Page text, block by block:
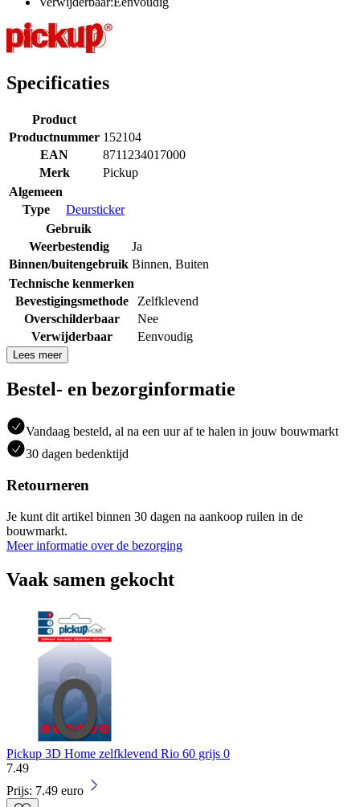
Specificaties
Product
Productnummer 152104
EAN
8711234017000
Merk
Pickup
Algemeen
Type
Deursticker
Gebruik
Weerbestendig
Ja
Binnen/buitengebruik Binnen, Buiten
Technische kenmerken
Bevestigingsmethode
Zelfklevend
Overschilderbaar
Nee
Verwijderbaar
Eenvoudig
Lees meer
Bestel- en bezorginformatie
Vandaag besteld, al na een uur af te halen in jouw bouwmarkt
30 dagen bedenktijd
Retourneren
Je kunt dit artikel binnen 30 dagen na aankoop ruilen in de
bouwmarkt.
Meer informatie over de bezorging
Vaak samen gekocht
Pickup 3D Home zelfklevend Rio 60 grijs 0
7.49
Prijs: 7.49 euro